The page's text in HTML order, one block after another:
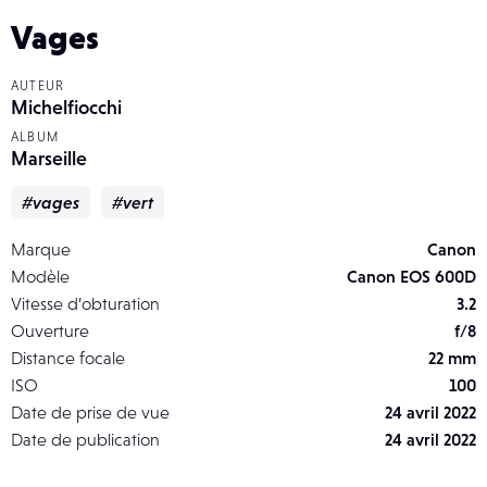
Vages
AUTEUR
Michelfiocchi
ALBUM
Marseille
#vages #vert
Marque
Canon
Modèle
Canon EOS 600D
Vitesse d’obturation
3.2
Ouverture
f/8
Distance focale
22 mm
ISO
100
Date de prise de vue
24 avril 2022
Date de publication
24 avril 2022